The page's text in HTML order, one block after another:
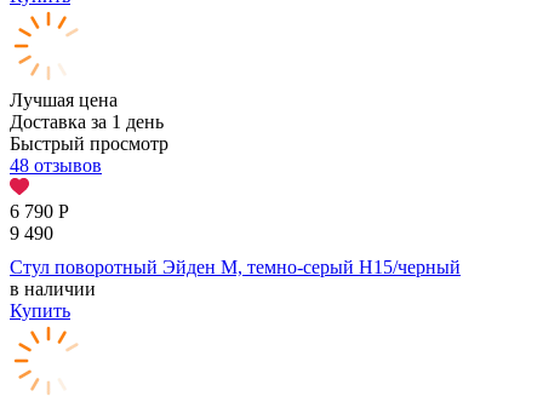
Лучшая цена
Доставка за 1 день
Быстрый просмотр
48 отзывов
6 790 Р
9 490
Стул поворотный Эйден М, темно-серый H15/черный
в наличии
Купить